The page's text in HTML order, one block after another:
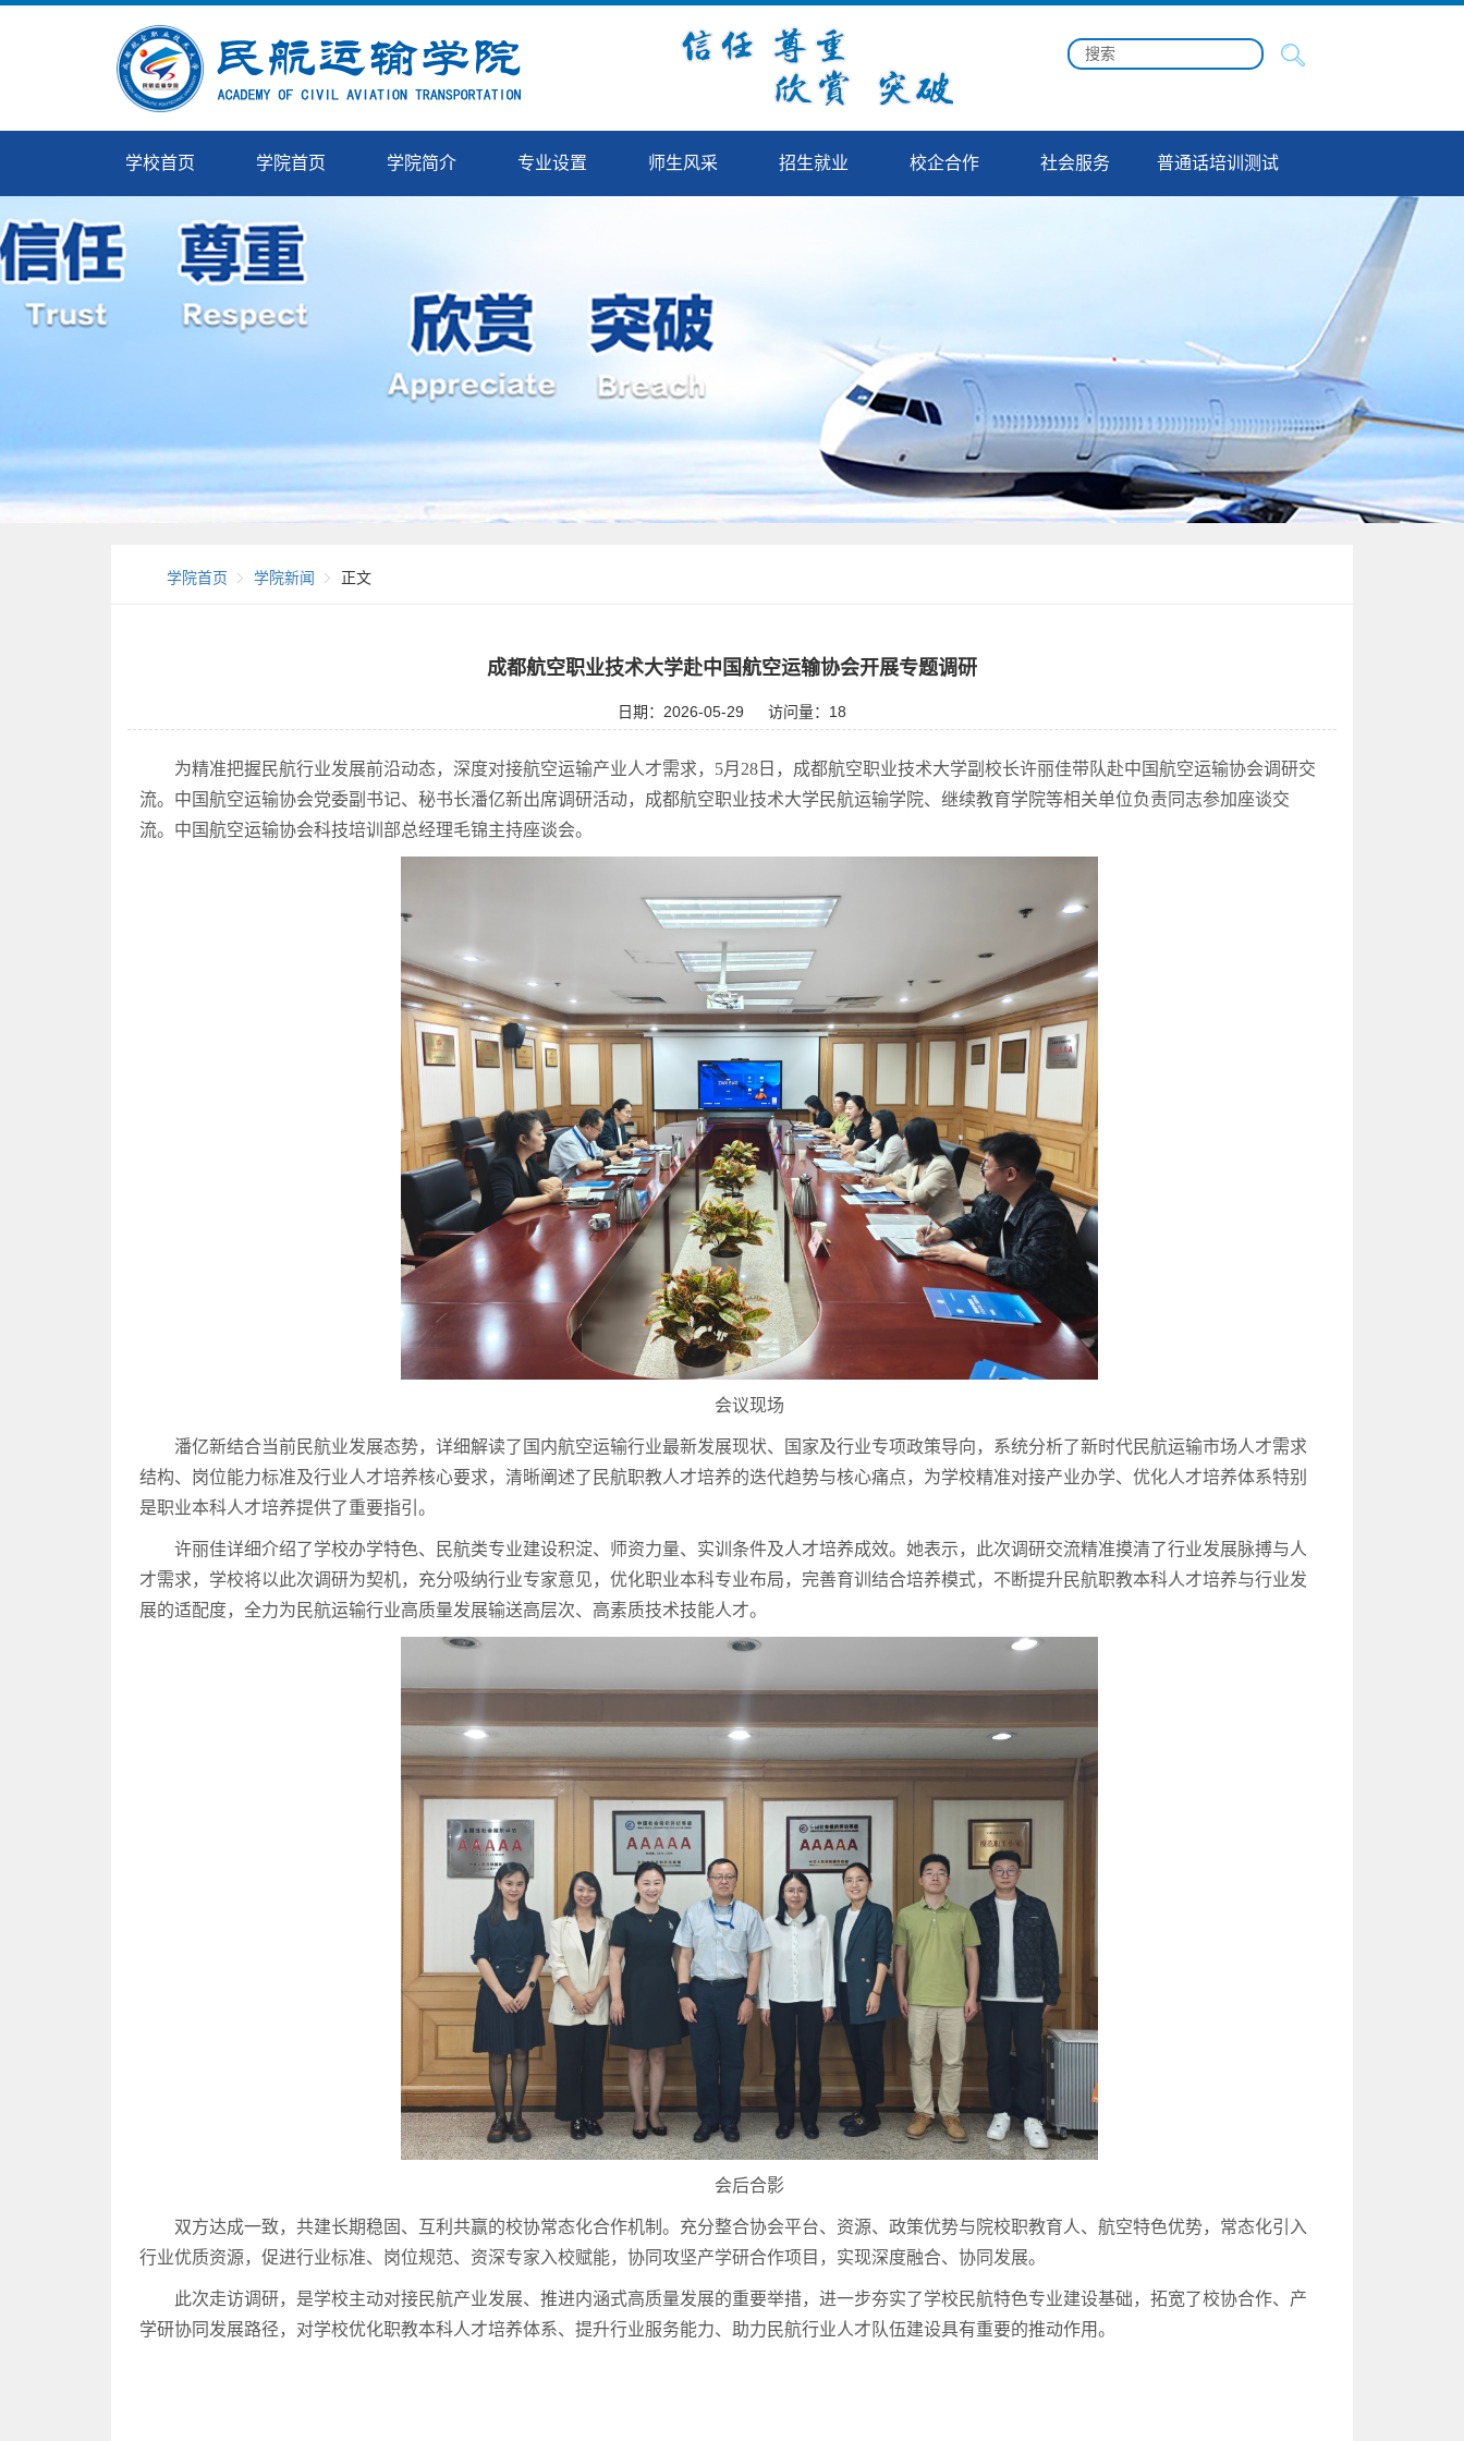
学校首页 学院首页 学院简介 专业设置 师生风采 招生就业 校企合作 社会服务 普通话培训测试
学院首页 学院新闻 正文
成都航空职业技术大学赴中国航空运输协会开展专题调研
日期：2026-05-29 访问量： 18
为精准把握民航行业发展前沿动态，深度对接航空运输产业人才需求，5月28日，成都航空职业技术大学副校长许丽佳带队赴中国航空运输协会调研交
流。中国航空运输协会党委副书记、秘书长潘亿新出席调研活动，成都航空职业技术大学民航运输学院、继续教育学院等相关单位负责同志参加座谈交
流。中国航空运输协会科技培训部总经理毛锦主持座谈会。
会议现场
潘亿新结合当前民航业发展态势，详细解读了国内航空运输行业最新发展现状、国家及行业专项政策导向，系统分析了新时代民航运输市场人才需求
结构、岗位能力标准及行业人才培养核心要求，清晰阐述了民航职教人才培养的迭代趋势与核心痛点，为学校精准对接产业办学、优化人才培养体系特别
是职业本科人才培养提供了重要指引。
许丽佳详细介绍了学校办学特色、民航类专业建设积淀、师资力量、实训条件及人才培养成效。她表示，此次调研交流精准摸清了行业发展脉搏与人
才需求，学校将以此次调研为契机，充分吸纳行业专家意见，优化职业本科专业布局，完善育训结合培养模式，不断提升民航职教本科人才培养与行业发
展的适配度，全力为民航运输行业高质量发展输送高层次、高素质技术技能人才。
会后合影
双方达成一致，共建长期稳固、互利共赢的校协常态化合作机制。充分整合协会平台、资源、政策优势与院校职教育人、航空特色优势，常态化引入
行业优质资源，促进行业标准、岗位规范、资深专家入校赋能，协同攻坚产学研合作项目，实现深度融合、协同发展。
此次走访调研，是学校主动对接民航产业发展、推进内涵式高质量发展的重要举措，进一步夯实了学校民航特色专业建设基础，拓宽了校协合作、产
学研协同发展路径，对学校优化职教本科人才培养体系、提升行业服务能力、助力民航行业人才队伍建设具有重要的推动作用。